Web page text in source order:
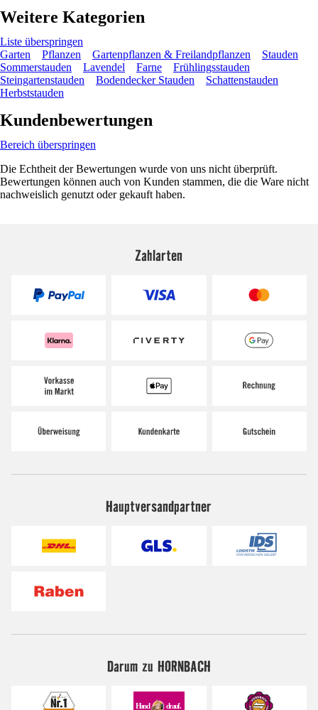
Weitere Kategorien
Liste überspringen
Garten
Pflanzen Gartenpflanzen & Freilandpflanzen
Stauden
Sommerstauden
Lavendel Farne
Frühlingsstauden
Steingartenstauden
Bodendecker Stauden
Schattenstauden
Herbststauden
Kundenbewertungen
Bereich überspringen
Die Echtheit der Bewertungen wurde von uns nicht überprüft.
Bewertungen können auch von Kunden stammen, die die Ware nicht
nachweislich genutzt oder gekauft haben.
Zahlarten
Hauptversandpartner
Darum zu HORNBACH